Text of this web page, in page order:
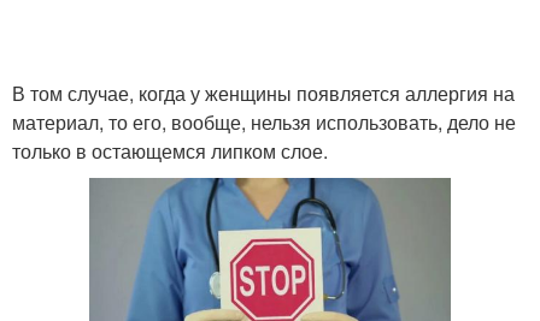
В том случае, когда у женщины появляется аллергия на
материал, то его, вообще, нельзя использовать, дело не
только в остающемся липком слое.